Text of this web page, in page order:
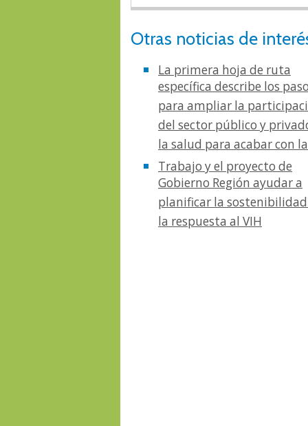
Otras noticias de
La primera hoja de ruta
específica describe los
para ampliar la
del sector público y
la salud para acabar con
Trabajo y el proyecto de
Gobierno Región ayudar a
planificar la
la respuesta al VIH